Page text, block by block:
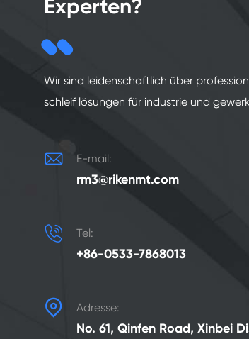
Experten?
Wir sind leidenschaftlich über
schleif lösungen für industrie und
 E-mail:
rm3@rikenmt.com
 Tel:
+86-0533-7868013
 Adresse:
No. 61, Qinfen Road, Xinbei